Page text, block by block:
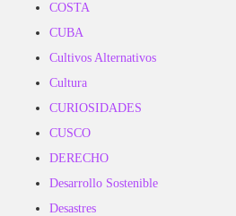
COSTA
CUBA
Cultivos Alternativos
Cultura
CURIOSIDADES
CUSCO
DERECHO
Desarrollo Sostenible
Desastres